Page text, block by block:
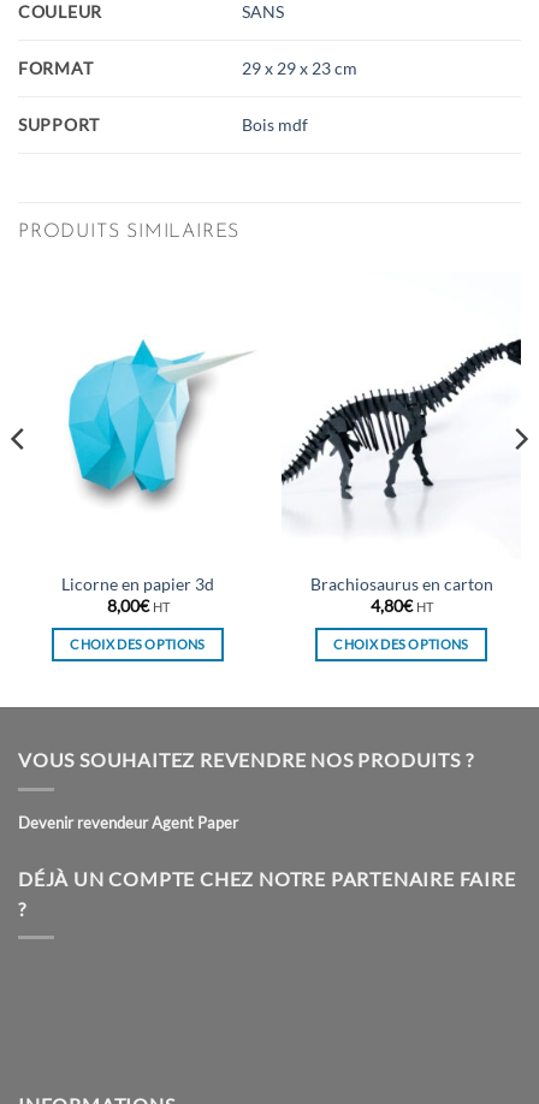
COULEUR SANS
FORMAT 29 x 29 x 23 cm
SUPPORT Bois mdf
PRODUITS SIMILAIRES
Licorne en papier 3d
8,00€ HT
CHOIX DES OPTIONS
variations.
options
être
Brachiosaurus en carton
4,80€ HT
CHOIX DES OPTIONS
variations.
être
VOUS SOUHAITEZ REVENDRE NOS PRODUITS ?
Devenir revendeur Agent Paper
DÉJÀ UN COMPTE CHEZ NOTRE PARTENAIRE FAIRE
?